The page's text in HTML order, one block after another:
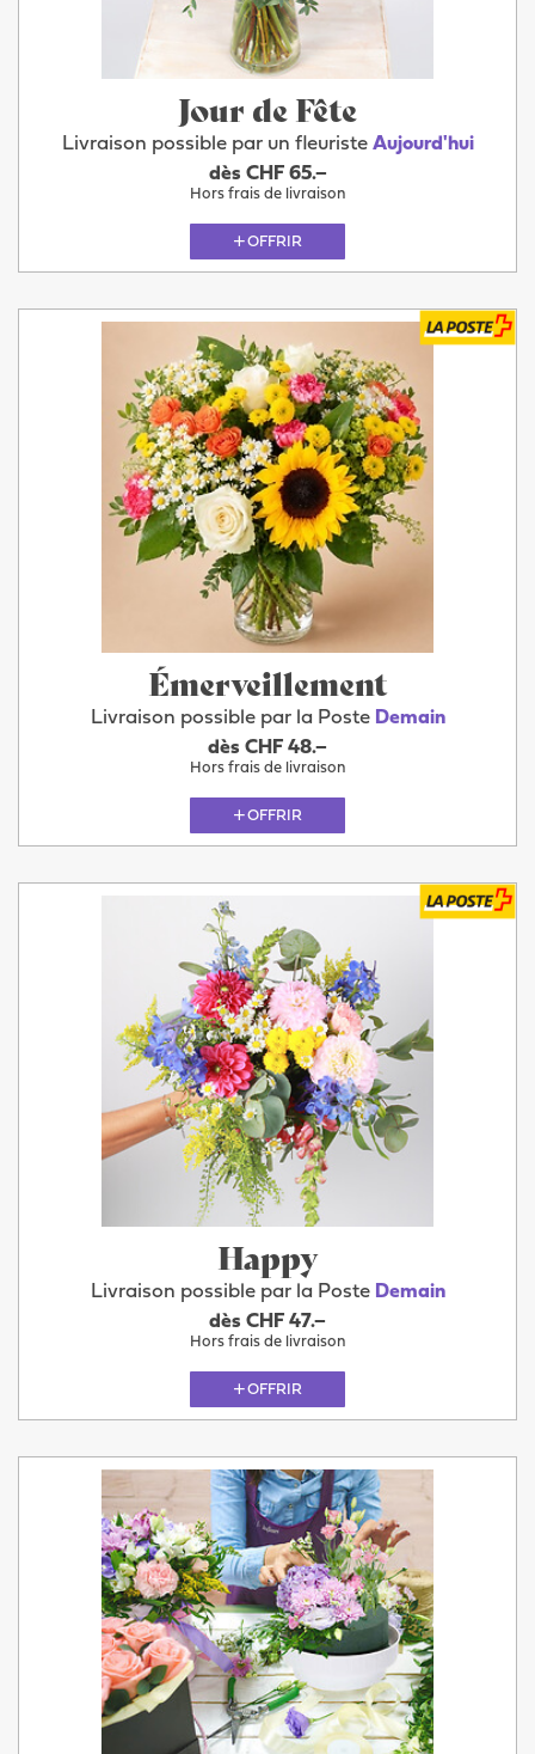
Jour de Fête
Livraison possible par un fleuriste Aujourd'hui
dès CHF 65.–
Hors frais de livraison
OFFRIR
Émerveillement
Livraison possible par la Poste Demain
dès CHF 48.–
Hors frais de livraison
OFFRIR
Happy
Livraison possible par la Poste Demain
dès CHF 47.–
Hors frais de livraison
OFFRIR